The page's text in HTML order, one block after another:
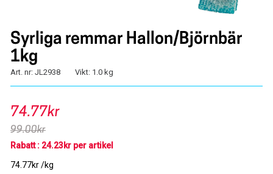
Syrliga remmar Hallon/Björnbär
1kg
Art. nr: JL2938 Vikt: 1.0 kg
74.77kr
99.00kr
Rabatt : 24.23kr per artikel
74.77kr /kg